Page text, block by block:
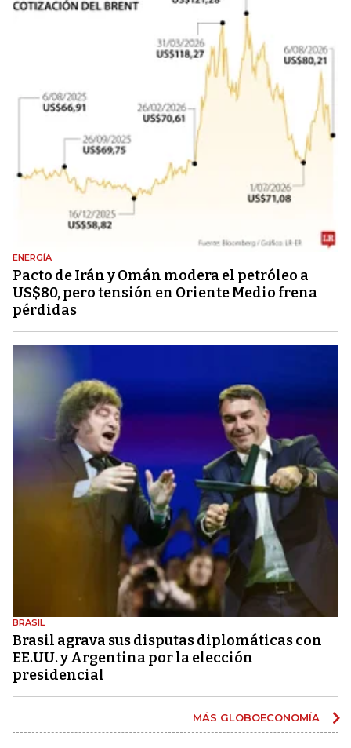
ENERGÍA
Pacto de Irán y Omán modera el petróleo a
US$80, pero tensión en Oriente Medio frena
pérdidas
BRASIL
Brasil agrava sus disputas diplomáticas con
EE.UU. y Argentina por la elección
presidencial
MÁS GLOBOECONOMÍA